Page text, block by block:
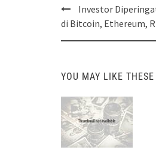
Post
navigation
Investor
di Bitcoin, Ethereum,
YOU MAY LIKE THESE